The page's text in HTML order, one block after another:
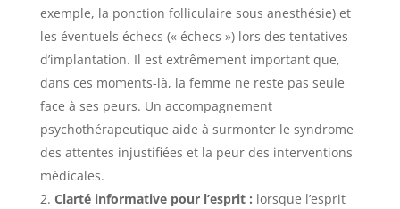
exemple, la ponction folliculaire sous anesthésie) et
les éventuels échecs (« échecs ») lors des tentatives
d’implantation. Il est extrêmement important que,
dans ces moments-là, la femme ne reste pas seule
face à ses peurs. Un accompagnement
psychothérapeutique aide à surmonter le syndrome
des attentes injustifiées et la peur des interventions
médicales.
Clarté informative pour l’esprit : lorsque l’esprit